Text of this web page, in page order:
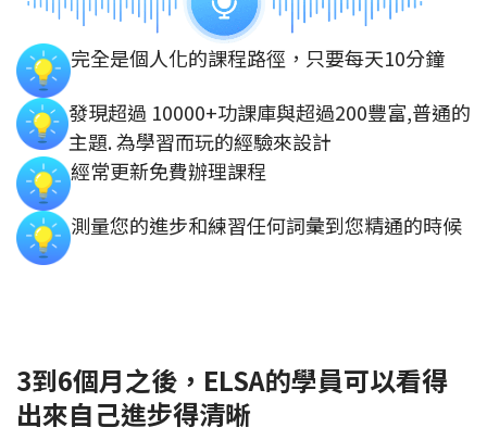
完全是個人化的課程路徑，只要每天10分鐘
發現超過 10000+功課庫與超過200豐富,普通的
主題. 為學習而玩的經驗來設計
經常更新免費辦理課程
測量您的進步和練習任何詞彙到您精通的時候
3到6個月之後，ELSA的學員可以看得
出來自己進步得清晰